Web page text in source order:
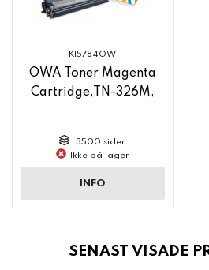
K15784OW
OWA Toner Magenta
Cartridge,TN-326M,
3500 sider
Ikke på lager
INFO
SENAST VISADE